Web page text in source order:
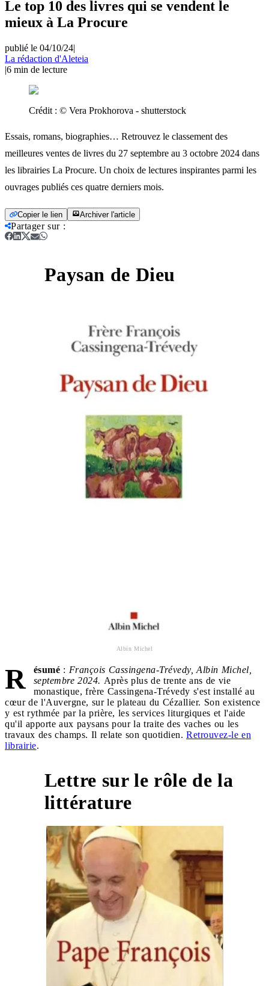
Le top 10 des livres qui se vendent le
mieux à La Procure
publié le 04/10/24|
La rédaction d'Aleteia
|6 min de lecture
Crédit : © Vera Prokhorova - shutterstock
Essais, romans, biographies… Retrouvez le classement des
meilleures ventes de livres du 27 septembre au 3 octobre 2024 dans
les librairies La Procure. Un choix de lectures inspirantes parmi les
ouvrages publiés ces quatre derniers mois.
Copier le lien Archiver l'article
Partager sur:
Paysan de Dieu
Albin Michel
R ésumé : François Cassingena-Trévedy, Albin Michel,
septembre 2024. Après plus de trente ans de vie
monastique, frère Cassingena-Trévedy s'est installé au
cœur de l'Auvergne, sur le plateau du Cézallier. Son existence
y est rythmée par la prière, les services liturgiques et l'aide
qu'il apporte aux paysans pour la traite des vaches ou les
travaux des champs. Il relate son quotidien. Retrouvez-le en
librairie.
Lettre sur le rôle de la
littérature